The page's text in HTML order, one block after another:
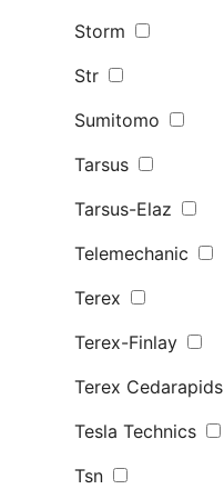
Storm
Str
Sumitomo
Tarsus
Tarsus-Elaz
Telemechanic
Terex
Terex-Finlay
Terex Сedarapids
Tesla Technics
Tsn